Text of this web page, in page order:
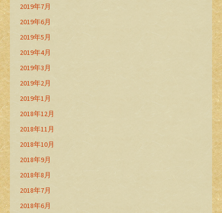
2019年7月
2019年6月
2019年5月
2019年4月
2019年3月
2019年2月
2019年1月
2018年12月
2018年11月
2018年10月
2018年9月
2018年8月
2018年7月
2018年6月